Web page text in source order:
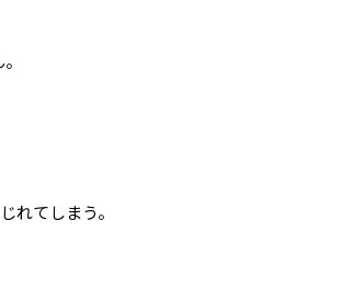
れてしまう。